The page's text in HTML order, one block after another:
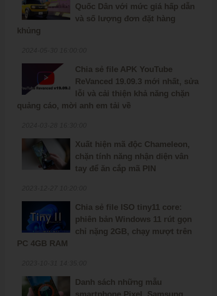
Quốc Dân với mức giá hấp dẫn
và số lượng đơn đặt hàng
khủng
Chia sẻ file APK YouTube
ReVanced 19.09.3 mới nhất, sửa
lỗi và cải thiện khả năng chặn
quảng cáo, mời anh em tải về
Xuất hiện mã độc Chameleon,
chặn tính năng nhận diện vân
tay để ăn cắp mã PIN
Chia sẻ file ISO tiny11 core:
phiên bản Windows 11 rút gọn
chỉ nặng 2GB, chạy mượt trên
PC 4GB RAM
Danh sách những mẫu